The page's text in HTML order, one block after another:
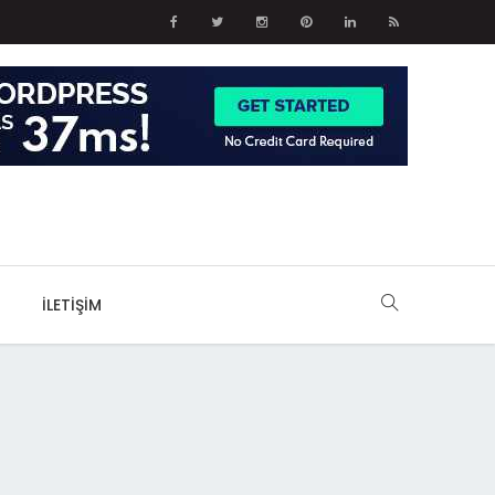
İLETIŞIM